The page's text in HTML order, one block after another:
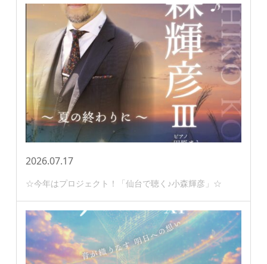
2026.07.17
☆今年はプロジェクト！「仙台で聴く♪小森輝彦」☆